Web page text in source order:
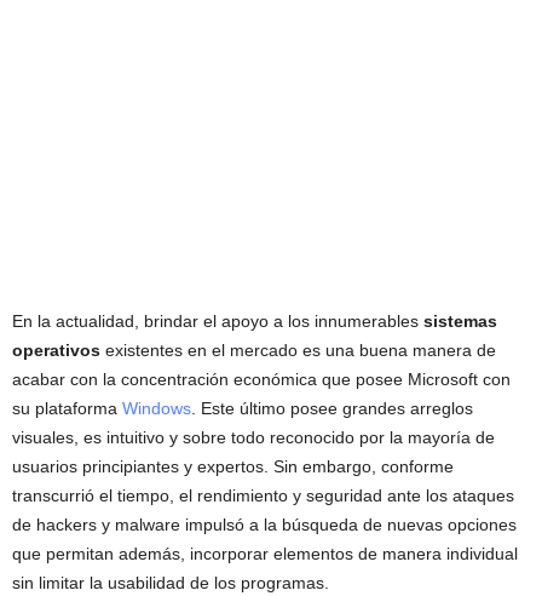
En la actualidad, brindar el apoyo a los innumerables sistemas
operativos existentes en el mercado es una buena manera de
acabar con la concentración económica que posee Microsoft con
su plataforma Windows. Este último posee grandes arreglos
visuales, es intuitivo y sobre todo reconocido por la mayoría de
usuarios principiantes y expertos. Sin embargo, conforme
transcurrió el tiempo, el rendimiento y seguridad ante los ataques
de hackers y malware impulsó a la búsqueda de nuevas opciones
que permitan además, incorporar elementos de manera individual
sin limitar la usabilidad de los programas.